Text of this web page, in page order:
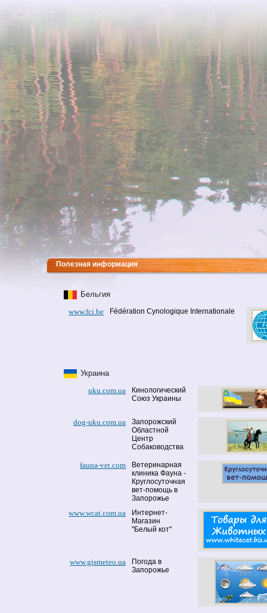
Полезная информация
Бельгия
www.fci.be
Fédération Cynologique Internationale
Украина
uku.com.ua
Кинологический
Союз Украины
dog-uku.com.ua
Запорожский
Областной
Центр
Собаководства
fauna-vet.com
Ветеринарная
клиника Фауна -
Круглосуточная
вет-помощь в
Запорожье
www.wcat.com.ua
Интернет-
Магазин
"Белый кот"
www.gismeteo.ua
Погода в
Запорожье